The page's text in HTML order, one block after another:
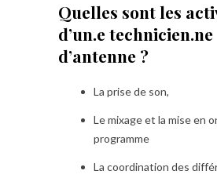
Quelles sont les
d’un.e technicien.ne
d’antenne ?
La prise de son,
Le mixage et la mise en
programme
La coordination des